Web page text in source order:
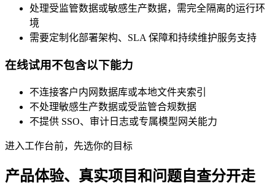
处理受监管数据或敏感生产数据，需完全隔离的运行环
境
需要定制化部署架构、SLA 保障和持续维护服务支持
在线试用不包含以下能力
不连接客户内网数据库或本地文件夹索引
不处理敏感生产数据或受监管合规数据
不提供 SSO、审计日志或专属模型网关能力
进入工作台前，先选你的目标
产品体验、真实项目和问题自查分开走